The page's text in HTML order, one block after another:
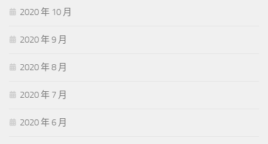
2020 年 10 月
2020 年 9 月
2020 年 8 月
2020 年 7 月
2020 年 6 月